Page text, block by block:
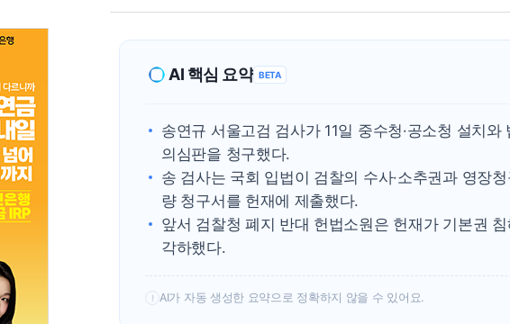
AI 핵심 요약 BETA
송연규 서울고검 검사가 11일 중수청·공소청 설치
의심판을 청구했다.
송 검사는 국회 입법이 검찰의 수사·소추권과 영장
량 청구서를 헌재에 제출했다.
앞서 검찰청 폐지 반대 헌법소원은 헌재가 기본권
각하했다.
! AI가 자동 생성한 요약으로 정확하지 않을 수 있어요.